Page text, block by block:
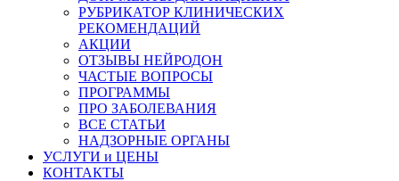
РУБРИКАТОР КЛИНИЧЕСКИХ
РЕКОМЕНДАЦИЙ
АКЦИИ
ОТЗЫВЫ НЕЙРОДОН
ЧАСТЫЕ ВОПРОСЫ
ПРОГРАММЫ
ПРО ЗАБОЛЕВАНИЯ
ВСЕ СТАТЬИ
НАДЗОРНЫЕ ОРГАНЫ
УСЛУГИ и ЦЕНЫ
КОНТАКТЫ